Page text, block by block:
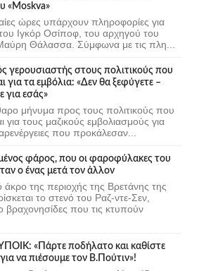
«Moskva»
ώρες υπάρχουν πληροφορίες για
Ιγκόρ Οσίποφ, του αρχηγού του
Θάλασσα. Σύμφωνα με τις πλη...
γερουσιαστής στους πολιτικούς που
για τα εμβόλια: «Δεν θα ξεφύγετε –
για εσάς»
μήνυμα προς τους πολιτικούς που
για τους μαζικούς εμβολιασμούς για
που προκάλεσαν...
φάρος, που οι φαροφύλακες του
ο ένας μετά τον άλλον
άκρο της περιοχής της Βρετάνης της
το στενό του Ραζ-ντε-Σεν,
βραχονησίδες που τις κτυπούν
«Πάρτε ποδήλατο και καθίστε
να πιέσουμε τον Β.Πούτιν»!